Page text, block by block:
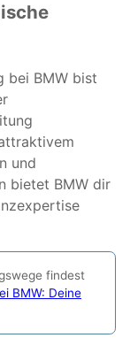
bei BMW bist
und
bietet BMW dir
findest
BMW: Deine